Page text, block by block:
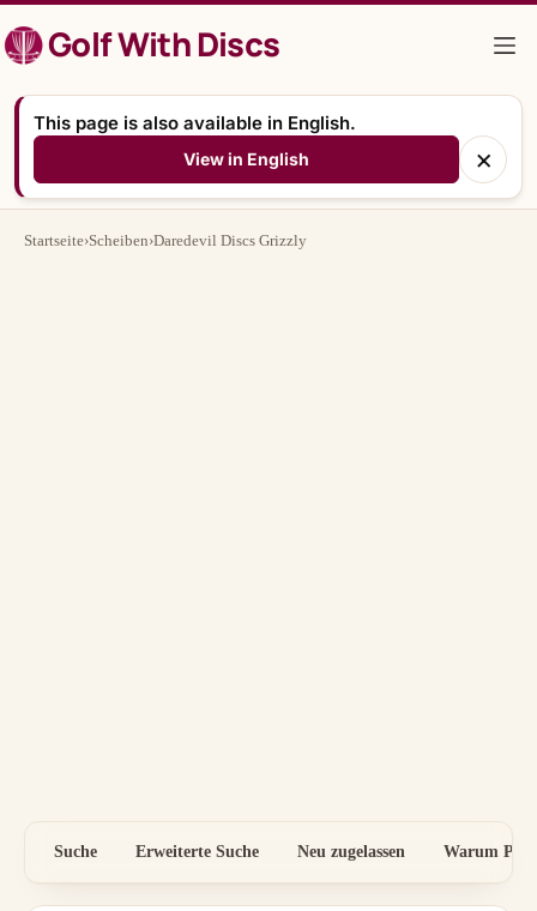
Inhalt
springenGolf With Discs
This page is also available in English.
View in English ×
Startseite›Scheiben›Daredevil Discs Grizzly
Suche Erweiterte Suche Neu zugelassen Warum